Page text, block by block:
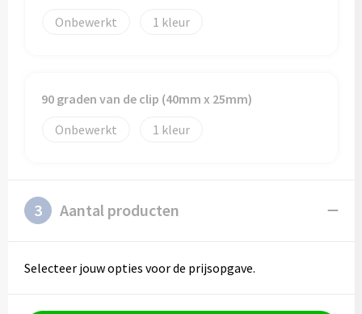
Onbewerkt
1
90 graden van de clip (40mm x 25mm)
Onbewerkt
1
3 Aantal producten
Selecteer jouw opties voor de prijsopgave.